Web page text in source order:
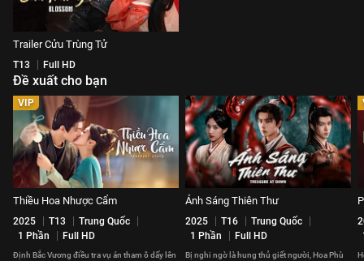
Trailer Cửu Trùng Tử
T13 Full HD
Đề xuất cho bạn
VIP
Thiều Hoa Nhược Cẩm
2025 T13
Trung Quốc
1 Phần
Full HD
Định Bắc Vương điều tra vụ án tham ô dấy lên
Ánh Sáng Thiên Thư
2025 T16
Trung Quốc
1 Phần
Full HD
Bị nghi ngờ là hung thủ giết người, Hoa Phù